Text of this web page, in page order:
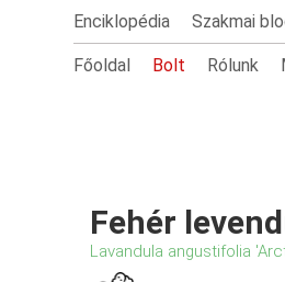
Enciklopédia Szakmai
Főoldal Bolt Rólunk
Fehér
Lavandula angustifolia